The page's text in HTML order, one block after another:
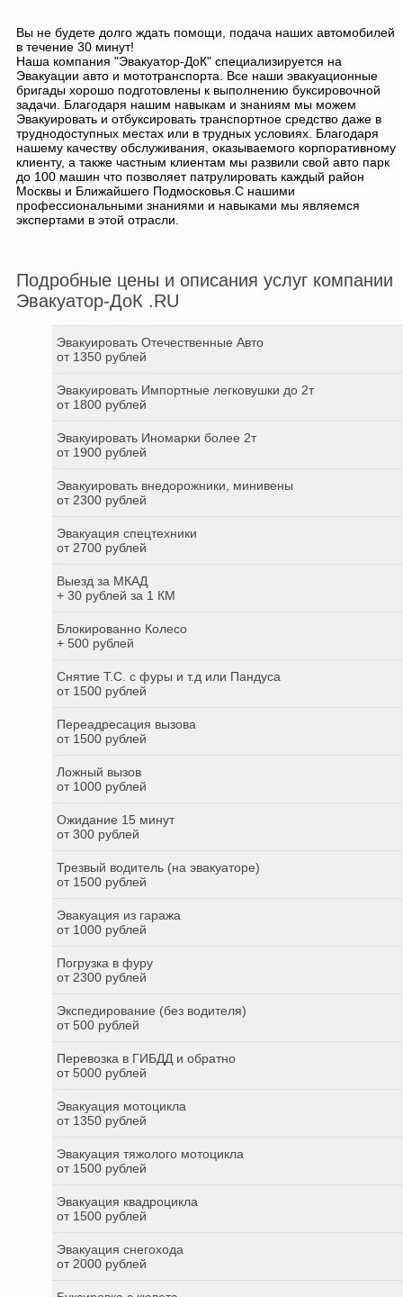
Вы не будете долго ждать помощи, подача наших автомобилей
в течение 30 минут!
Наша компания "Эвакуатор-ДоК" специализируется на
Эвакуации авто и мототранспорта. Все наши эвакуационные
бригады хорошо подготовлены к выполнению буксировочной
задачи. Благодаря нашим навыкам и знаниям мы можем
Эвакуировать и отбуксировать транспортное средство даже в
труднодоступных местах или в трудных условиях. Благодаря
нашему качеству обслуживания, оказываемого корпоративному
клиенту, а также частным клиентам мы развили свой авто парк
до 100 машин что позволяет патрулировать каждый район
Москвы и Ближайшего Подмосковья.С нашими
профессиональными знаниями и навыками мы являемся
экспертами в этой отрасли.
Подробные цены и описания услуг компании
Эвакуатор-ДоК .RU
Эвакуировать Отечественные Авто
от 1350 рублей
Эвакуировать Импортные легковушки до 2т
от 1800 рублей
Эвакуировать Иномарки более 2т
от 1900 рублей
Эвакуировать внедорожники, минивены
от 2300 рублей
Эвакуация спецтехники
от 2700 рублей
Выезд за МКАД
+ 30 рублей за 1 КМ
Блокированно Колесо
+ 500 рублей
Снятие Т.С. с фуры и т.д или Пандуса
от 1500 рублей
Переадресация вызова
от 1500 рублей
Ложный вызов
от 1000 рублей
Ожидание 15 минут
от 300 рублей
Трезвый водитель (на эвакуаторе)
от 1500 рублей
Эвакуация из гаража
от 1000 рублей
Погрузка в фуру
от 2300 рублей
Экспедирование (без водителя)
от 500 рублей
Перевозка в ГИБДД и обратно
от 5000 рублей
Эвакуация мотоцикла
от 1350 рублей
Эвакуация тяжолого мотоцикла
от 1500 рублей
Эвакуация квадроцикла
от 1500 рублей
Эвакуация снегохода
от 2000 рублей